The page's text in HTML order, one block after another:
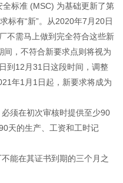
标准 (MSC) 为基础更新了第
标有“新”。从2020年7月20日
不需马上做到完全符合这些新
，不符合新要求点则将视为
到12月31日这段时间，调整
年1月1日起，新要求将成为
须在初次审核时提供至少90
天的生产、工资和工时记
在其证书到期的三个月之